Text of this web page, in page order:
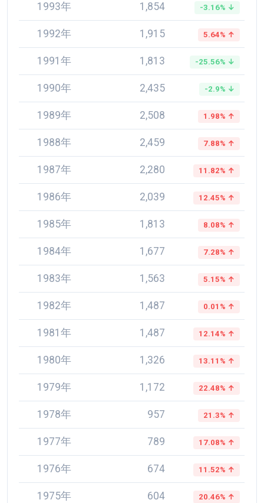
1993年 1,854 -3.16% ↓
1992年 1,915 5.64% ↑
1991年 1,813 -25.56% ↓
1990年 2,435 -2.9% ↓
1989年 2,508 1.98% ↑
1988年 2,459 7.88% ↑
1987年 2,280 11.82% ↑
1986年 2,039 12.45% ↑
1985年 1,813 8.08% ↑
1984年 1,677 7.28% ↑
1983年 1,563 5.15% ↑
1982年 1,487 0.01% ↑
1981年 1,487 12.14% ↑
1980年 1,326 13.11% ↑
1979年 1,172 22.48% ↑
1978年 957 21.3% ↑
1977年 789 17.08% ↑
1976年 674 11.52% ↑
1975年 604 20.46% ↑